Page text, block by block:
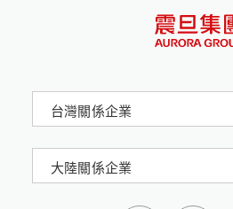
台灣關係企業
大陸關係企業